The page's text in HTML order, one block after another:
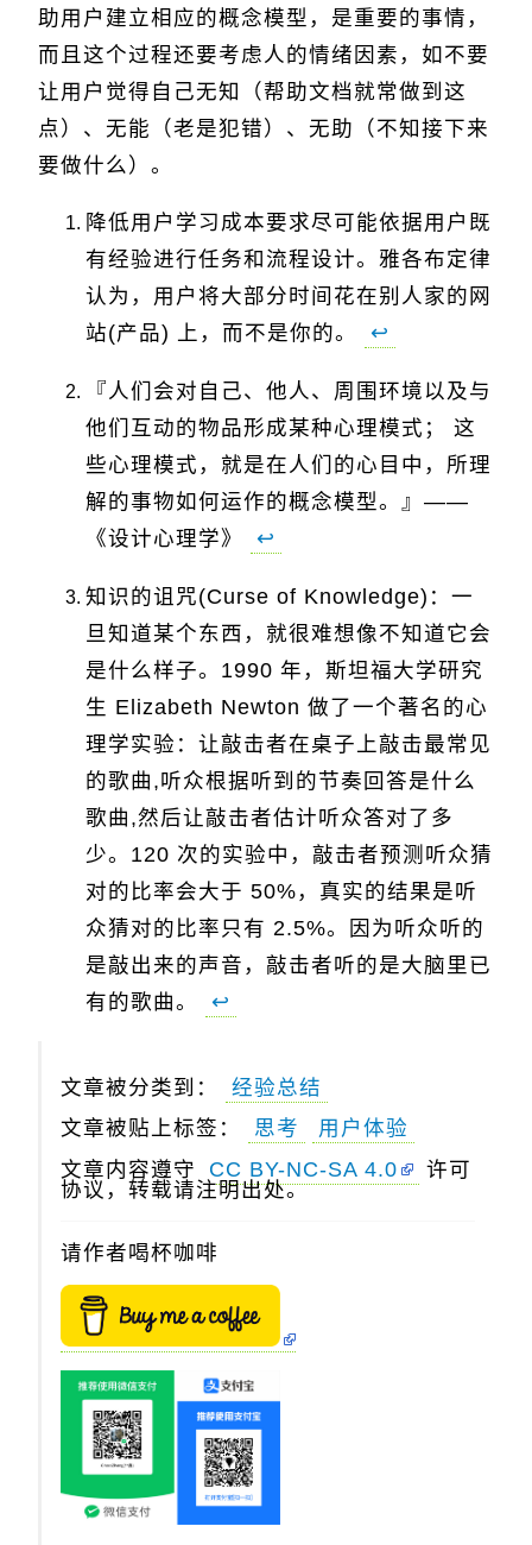
助用户建立相应的概念模型，是重要的事情，
而且这个过程还要考虑人的情绪因素，如不要
让用户觉得自己无知（帮助文档就常做到这
点）、无能（老是犯错）、无助（不知接下来
要做什么）。
降低用户学习成本要求尽可能依据用户既
有经验进行任务和流程设计。雅各布定律
认为，用户将大部分时间花在别人家的网
站(产品) 上，而不是你的。
↩
『人们会对自己、他人、周围环境以及与
他们互动的物品形成某种心理模式； 这
些心理模式，就是在人们的心目中，所理
解的事物如何运作的概念模型。』——
《设计心理学》
↩
知识的诅咒(Curse of Knowledge)：一
旦知道某个东西，就很难想像不知道它会
是什么样子。1990 年，斯坦福大学研究
生 Elizabeth Newton 做了一个著名的心
理学实验：让敲击者在桌子上敲击最常见
的歌曲,听众根据听到的节奏回答是什么
歌曲,然后让敲击者估计听众答对了多
少。120 次的实验中，敲击者预测听众猜
对的比率会大于 50%，真实的结果是听
众猜对的比率只有 2.5%。因为听众听的
是敲出来的声音，敲击者听的是大脑里已
有的歌曲。
↩
文章被分类到：
经验总结
文章被贴上标签：
思考
用户体验
文章内容遵守
CC BY-NC-SA 4.0
许可
协议，转载请注明出处。
请作者喝杯咖啡